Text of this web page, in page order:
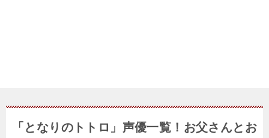
「となりのトトロ」声優一覧！お父さんとお